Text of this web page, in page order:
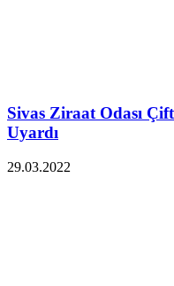
Sivas Ziraat Odası
Uyardı
29.03.2022